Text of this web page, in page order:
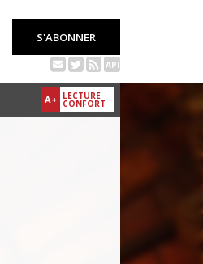
S'ABONNER
API
A+ LECTURE
CONFORT